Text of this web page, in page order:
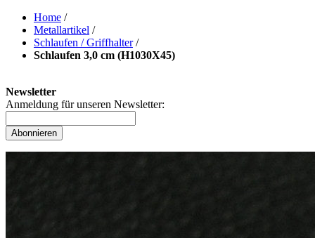
Home /
Metallartikel /
Schlaufen / Griffhalter /
Schlaufen 3,0 cm (H1030X45)
Newsletter
Anmeldung für unseren Newsletter:
Abonnieren